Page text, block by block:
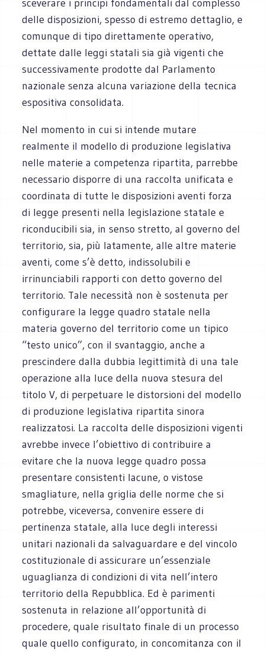
sceverare i principi fondamentali dal complesso
delle disposizioni, spesso di estremo dettaglio, e
comunque di tipo direttamente operativo,
dettate dalle leggi statali sia già vigenti che
successivamente prodotte dal Parlamento
nazionale senza alcuna variazione della tecnica
espositiva consolidata.
Nel momento in cui si intende mutare
realmente il modello di produzione legislativa
nelle materie a competenza ripartita, parrebbe
necessario disporre di una raccolta unificata e
coordinata di tutte le disposizioni aventi forza
di legge presenti nella legislazione statale e
riconducibili sia, in senso stretto, al governo del
territorio, sia, più latamente, alle altre materie
aventi, come s’è detto, indissolubili e
irrinunciabili rapporti con detto governo del
territorio. Tale necessità non è sostenuta per
configurare la legge quadro statale nella
materia governo del territorio come un tipico
“testo unico”, con il svantaggio, anche a
prescindere dalla dubbia legittimità di una tale
operazione alla luce della nuova stesura del
titolo V, di perpetuare le distorsioni del modello
di produzione legislativa ripartita sinora
realizzatosi. La raccolta delle disposizioni vigenti
avrebbe invece l’obiettivo di contribuire a
evitare che la nuova legge quadro possa
presentare consistenti lacune, o vistose
smagliature, nella griglia delle norme che si
potrebbe, viceversa, convenire essere di
pertinenza statale, alla luce degli interessi
unitari nazionali da salvaguardare e del vincolo
costituzionale di assicurare un’essenziale
uguaglianza di condizioni di vita nell’intero
territorio della Repubblica. Ed è parimenti
sostenuta in relazione all’opportunità di
procedere, quale risultato finale di un processo
quale quello configurato, in concomitanza con il